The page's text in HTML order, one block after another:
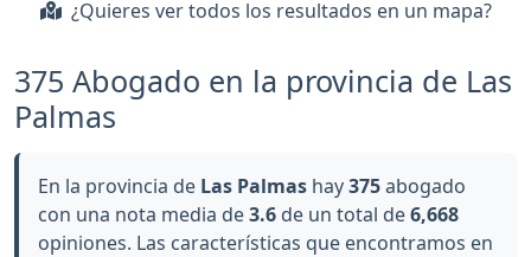
¿Quieres ver todos los resultados en un mapa?
375 Abogado en la provincia de Las
Palmas
En la provincia de Las Palmas hay375abogado
con una nota media de3.6 de un total de6,668
opiniones. Las características que encontramos en